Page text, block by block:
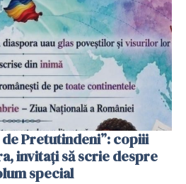
Pretutindeni”: copiii
invitați să scrie despre
special